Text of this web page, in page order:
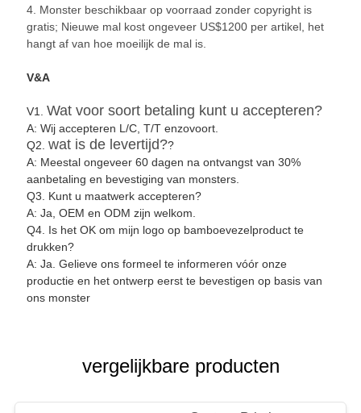
4. Monster beschikbaar op voorraad zonder copyright is
gratis; Nieuwe mal kost ongeveer US$1200 per artikel, het
hangt af van hoe moeilijk de mal is.
V&A
V1. Wat voor soort betaling kunt u accepteren?
A: Wij accepteren L/C, T/T enzovoort.
Q2. wat is de levertijd??
A: Meestal ongeveer 60 dagen na ontvangst van 30%
aanbetaling en bevestiging van monsters.
Q3. Kunt u maatwerk accepteren?
A: Ja, OEM en ODM zijn welkom.
Q4. Is het OK om mijn logo op bamboevezelproduct te
drukken?
A: Ja. Gelieve ons formeel te informeren vóór onze
productie en het ontwerp eerst te bevestigen op basis van
ons monster
vergelijkbare producten